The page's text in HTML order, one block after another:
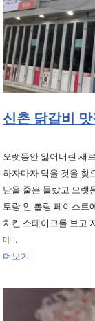
신촌 닭갈비 맛
오랫동안 잃어버린 새
하자마자 먹을 것을 찾
닫을 줄은 몰랐고 오랫
토랑 인 롤링 페이스트
치킨 스테이크를 보고
데…
더보기